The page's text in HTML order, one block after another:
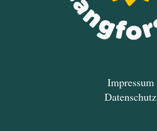
Impressum
Datenschutz